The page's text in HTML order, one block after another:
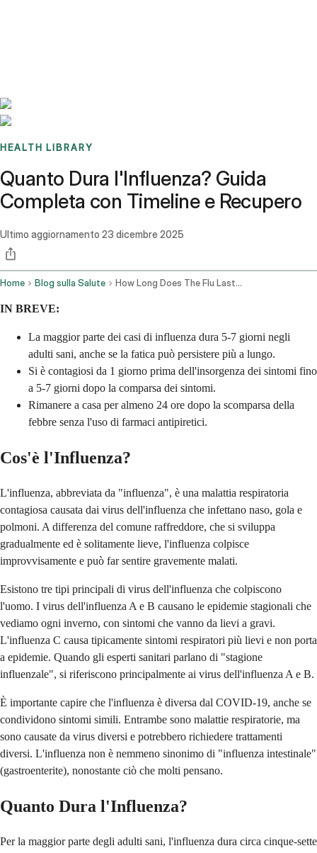
HEALTH LIBRARY
Quanto Dura l'Influenza? Guida
Completa con Timeline e Recupero
Ultimo aggiornamento 23 dicembre 2025
Home Blog sulla Salute How Long Does The Flu Last Complete Timeline Recovery Guide
IN BREVE:
La maggior parte dei casi di influenza dura 5-7 giorni negli
adulti sani, anche se la fatica può persistere più a lungo.
Si è contagiosi da 1 giorno prima dell'insorgenza dei sintomi fino
a 5-7 giorni dopo la comparsa dei sintomi.
Rimanere a casa per almeno 24 ore dopo la scomparsa della
febbre senza l'uso di farmaci antipiretici.
Cos'è l'Influenza?
L'influenza, abbreviata da "influenza", è una malattia respiratoria
contagiosa causata dai virus dell'influenza che infettano naso, gola e
polmoni. A differenza del comune raffreddore, che si sviluppa
gradualmente ed è solitamente lieve, l'influenza colpisce
improvvisamente e può far sentire gravemente malati.
Esistono tre tipi principali di virus dell'influenza che colpiscono
l'uomo. I virus dell'influenza A e B causano le epidemie stagionali che
vediamo ogni inverno, con sintomi che vanno da lievi a gravi.
L'influenza C causa tipicamente sintomi respiratori più lievi e non porta
a epidemie. Quando gli esperti sanitari parlano di "stagione
influenzale", si riferiscono principalmente ai virus dell'influenza A e B.
È importante capire che l'influenza è diversa dal COVID-19, anche se
condividono sintomi simili. Entrambe sono malattie respiratorie, ma
sono causate da virus diversi e potrebbero richiedere trattamenti
diversi. L'influenza non è nemmeno sinonimo di "influenza intestinale"
(gastroenterite), nonostante ciò che molti pensano.
Quanto Dura l'Influenza?
Per la maggior parte degli adulti sani, l'influenza dura circa cinque-sette